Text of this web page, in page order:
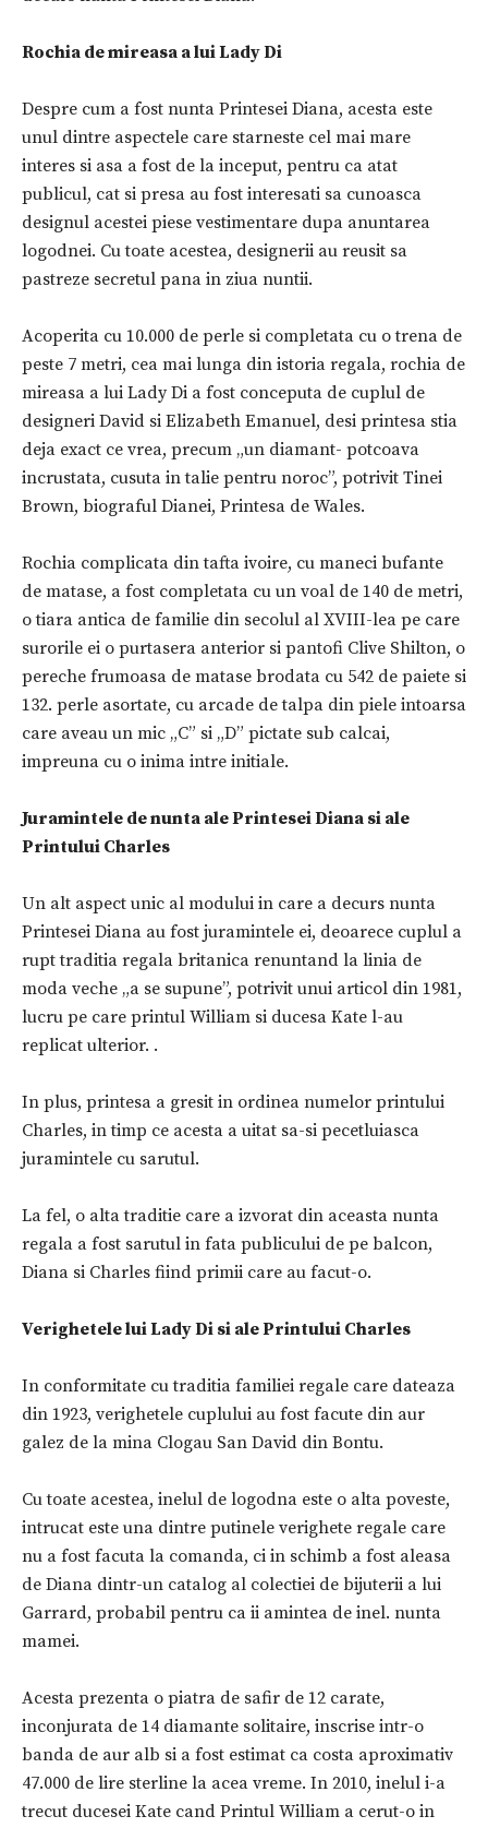
Rochia de mireasa a lui Lady Di
Despre cum a fost nunta Printesei Diana, acesta este
unul dintre aspectele care starneste cel mai mare
interes si asa a fost de la inceput, pentru ca atat
publicul, cat si presa au fost interesati sa cunoasca
designul acestei piese vestimentare dupa anuntarea
logodnei. Cu toate acestea, designerii au reusit sa
pastreze secretul pana in ziua nuntii.
Acoperita cu 10.000 de perle si completata cu o trena de
peste 7 metri, cea mai lunga din istoria regala, rochia de
mireasa a lui Lady Di a fost conceputa de cuplul de
designeri David si Elizabeth Emanuel, desi printesa stia
deja exact ce vrea, precum „un diamant- potcoava
incrustata, cusuta in talie pentru noroc”, potrivit Tinei
Brown, biograful Dianei, Printesa de Wales.
Rochia complicata din tafta ivoire, cu maneci bufante
de matase, a fost completata cu un voal de 140 de metri,
o tiara antica de familie din secolul al XVIII-lea pe care
surorile ei o purtasera anterior si pantofi Clive Shilton, o
pereche frumoasa de matase brodata cu 542 de paiete si
132. perle asortate, cu arcade de talpa din piele intoarsa
care aveau un mic „C” si „D” pictate sub calcai,
impreuna cu o inima intre initiale.
Juramintele de nunta ale Printesei Diana si ale
Printului Charles
Un alt aspect unic al modului in care a decurs nunta
Printesei Diana au fost juramintele ei, deoarece cuplul a
rupt traditia regala britanica renuntand la linia de
moda veche „a se supune”, potrivit unui articol din 1981,
lucru pe care printul William si ducesa Kate l-au
replicat ulterior. .
In plus, printesa a gresit in ordinea numelor printului
Charles, in timp ce acesta a uitat sa-si pecetluiasca
juramintele cu sarutul.
La fel, o alta traditie care a izvorat din aceasta nunta
regala a fost sarutul in fata publicului de pe balcon,
Diana si Charles fiind primii care au facut-o.
Verighetele lui Lady Di si ale Printului Charles
In conformitate cu traditia familiei regale care dateaza
din 1923, verighetele cuplului au fost facute din aur
galez de la mina Clogau San David din Bontu.
Cu toate acestea, inelul de logodna este o alta poveste,
intrucat este una dintre putinele verighete regale care
nu a fost facuta la comanda, ci in schimb a fost aleasa
de Diana dintr-un catalog al colectiei de bijuterii a lui
Garrard, probabil pentru ca ii amintea de inel. nunta
mamei.
Acesta prezenta o piatra de safir de 12 carate,
inconjurata de 14 diamante solitaire, inscrise intr-o
banda de aur alb si a fost estimat ca costa aproximativ
47.000 de lire sterline la acea vreme. In 2010, inelul i-a
trecut ducesei Kate cand Printul William a cerut-o in